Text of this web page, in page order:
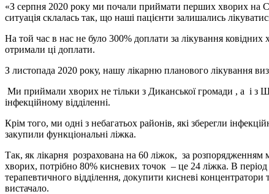
«З серпня 2020 року ми почали приймати перших хворих на
ситуація склалась так, що наші пацієнти залишались
На той час в нас не було 300% доплати за лікування
отримали ці доплати.
З листопада 2020 року, нашу лікарню планового лікування
Ми приймали хворих не тільки з Диканської громади , а і з
інфекційному відділенні.
Крім того, ми одні з небагатьох районів, які зберегли
закупили функціональні ліжка.
Так, як лікарня розрахована на 60 ліжок, за розпорядженням
хворих, потрібно 80% кисневих точок – це 24 ліжка. В
терапевтичного відділення, докупити кисневі
вистачало.